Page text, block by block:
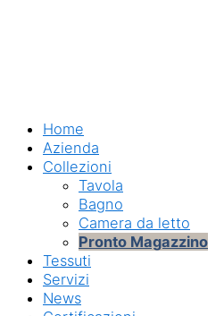
Home
Azienda
Collezioni
Tavola
Bagno
Camera da letto
Pronto Magazzino
Tessuti
Servizi
News